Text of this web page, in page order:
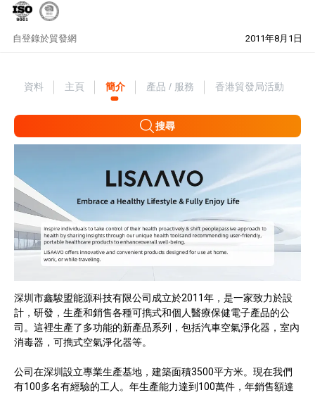
自 2011年8月1日
登錄於貿發網
資料 主頁 簡介 產品 / 服務 香港貿發局活動
搜尋
深圳市鑫駿盟能源科技有限公司成立於2011年，是一家致力於設
計，研發，生產和銷售各種可擕式和個人醫療保健電子產品的公
司。這裡生產了多功能的新產品系列，包括汽車空氣淨化器，室內
消毒器，可擕式空氣淨化器等。
公司在深圳設立專業生產基地，建築面積3500平方米。現在我們
有100多名有經驗的工人。年生產能力達到100萬件，年銷售額達